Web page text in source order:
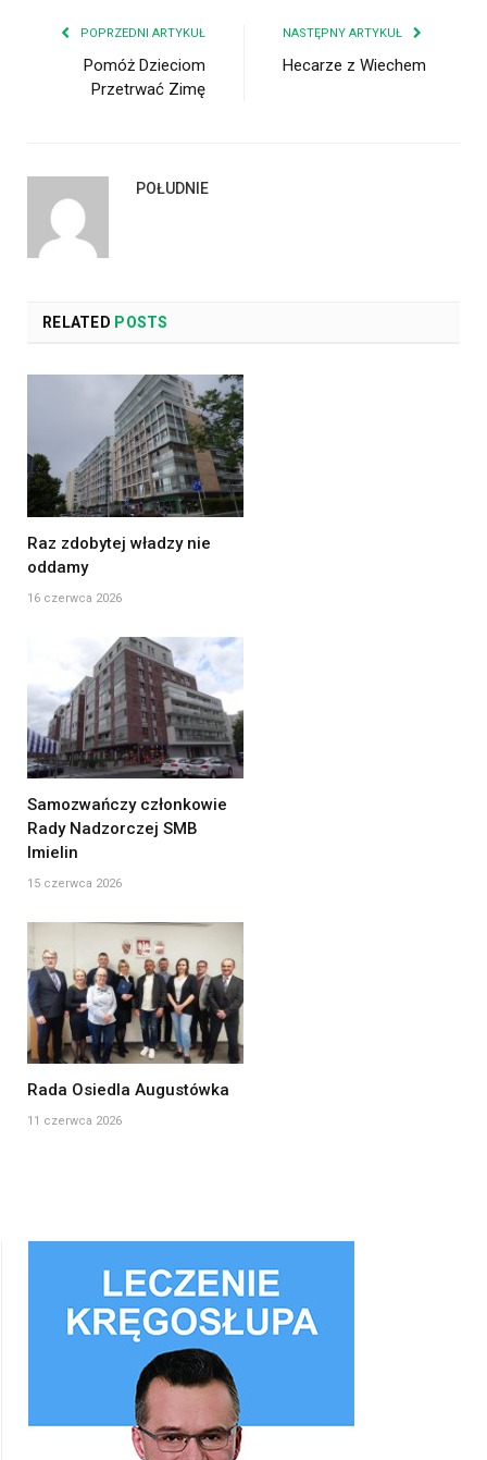
POPRZEDNI ARTYKUŁ
Pomóż Dzieciom
Przetrwać Zimę
NASTĘPNY ARTYKUŁ
Hecarze z Wiechem
POŁUDNIE
RELATED POSTS
Raz zdobytej władzy nie
oddamy
16 czerwca 2026
Samozwańczy członkowie
Rady Nadzorczej SMB
Imielin
15 czerwca 2026
Rada Osiedla Augustówka
11 czerwca 2026